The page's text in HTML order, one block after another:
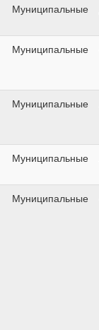
Муниципальные
Муниципальные
Муниципальные
Муниципальные
Муниципальные